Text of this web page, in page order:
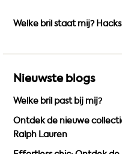
Welke bril staat mij?
Nieuwste blogs
Welke bril past bij mij?
Ontdek de nieuwe
Ralph Lauren